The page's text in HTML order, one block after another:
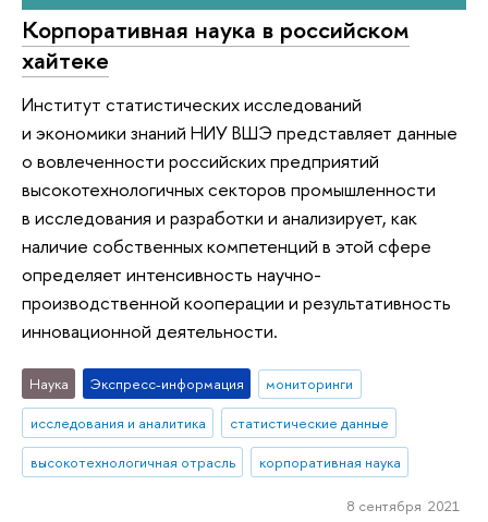
Корпоративная наука в российском
хайтеке
Институт статистических исследований
и экономики знаний НИУ ВШЭ представляет данные
о вовлеченности российских предприятий
высокотехнологичных секторов промышленности
в исследования и разработки и анализирует, как
наличие собственных компетенций в этой сфере
определяет интенсивность научно-
производственной кооперации и результативность
инновационной деятельности.
Наука Экспресс-информация
мониторинги
исследования и аналитика
статистические данные
высокотехнологичная отрасль
корпоративная наука
8 сентября 2021